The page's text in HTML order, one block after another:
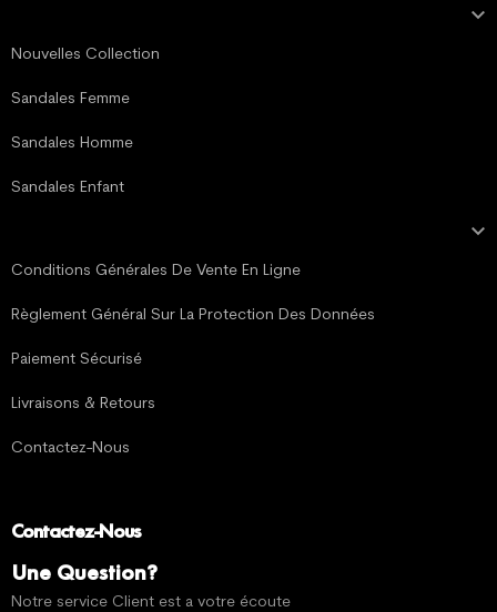

Nouvelles Collection
Sandales Femme
Sandales Homme
Sandales Enfant

Conditions Générales De Vente En Ligne
Règlement Général Sur La Protection Des Données
Paiement Sécurisé
Livraisons & Retours
Contactez-Nous
Contactez-Nous
Une Question?
Notre service Client est a votre écoute